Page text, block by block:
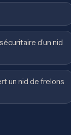
d’un nid
un nid de frelons